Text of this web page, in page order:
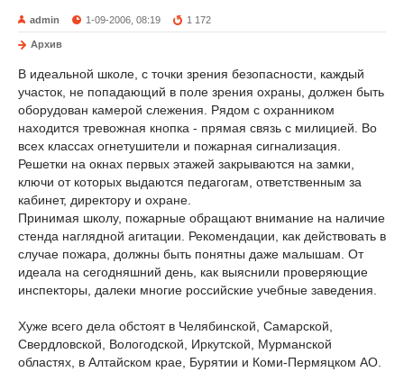
admin 1-09-2006, 08:19 1 172
Архив
В идеальной школе, с точки зрения безопасности, каждый
участок, не попадающий в поле зрения охраны, должен быть
оборудован камерой слежения. Рядом с охранником
находится тревожная кнопка - прямая связь с милицией. Во
всех классах огнетушители и пожарная сигнализация.
Решетки на окнах первых этажей закрываются на замки,
ключи от которых выдаются педагогам, ответственным за
кабинет, директору и охране.
Принимая школу, пожарные обращают внимание на наличие
стенда наглядной агитации. Рекомендации, как действовать в
случае пожара, должны быть понятны даже малышам. От
идеала на сегодняшний день, как выяснили проверяющие
инспекторы, далеки многие российские учебные заведения.
Хуже всего дела обстоят в Челябинской, Самарской,
Свердловской, Вологодской, Иркутской, Мурманской
областях, в Алтайском крае, Бурятии и Коми-Пермяцком АО.